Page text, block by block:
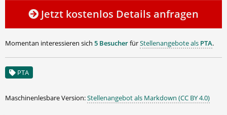
Jetzt kostenlos Details anfragen
Momentan interessieren sich 5 BesucherfürStellenangebote als PTA.
PTA
Maschinenlesbare Version:Stellenangebot als Markdown (CC BY 4.0)